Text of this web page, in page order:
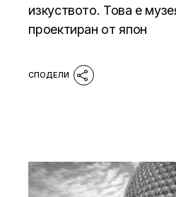
изкуството. Това е
проектиран от япон